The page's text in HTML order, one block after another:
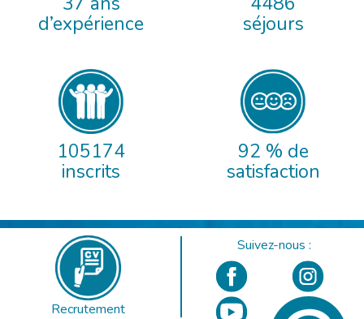
d’expérience
séjours
105174
inscrits
92 % de
satisfaction
Recrutement
Suivez-nous :